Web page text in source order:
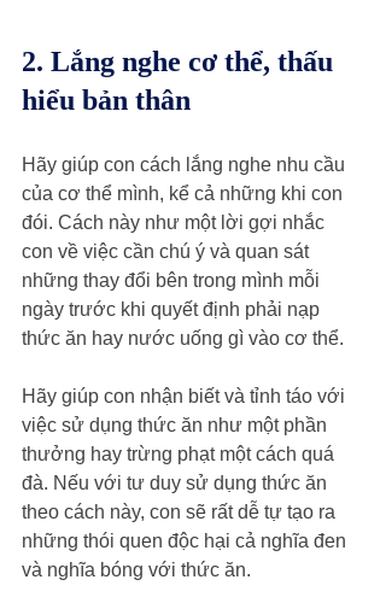
2. Lắng nghe cơ thể, thấu
hiểu bản thân
Hãy giúp con cách lắng nghe nhu cầu
của cơ thể mình, kể cả những khi con
đói. Cách này như một lời gợi nhắc
con về việc cần chú ý và quan sát
những thay đổi bên trong mình mỗi
ngày trước khi quyết định phải nạp
thức ăn hay nước uống gì vào cơ thể.
Hãy giúp con nhận biết và tỉnh táo với
việc sử dụng thức ăn như một phần
thưởng hay trừng phạt một cách quá
đà. Nếu với tư duy sử dụng thức ăn
theo cách này, con sẽ rất dễ tự tạo ra
những thói quen độc hại cả nghĩa đen
và nghĩa bóng với thức ăn.